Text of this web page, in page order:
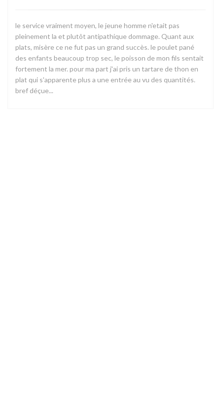
le service vraiment moyen, le jeune homme n'etait pas
pleinement la et plutôt antipathique dommage. Quant aux
plats, misère ce ne fut pas un grand succès. le poulet pané
des enfants beaucoup trop sec, le poisson de mon fils sentait
fortement la mer. pour ma part j'ai pris un tartare de thon en
plat qui s'apparente plus a une entrée au vu des quantités.
bref déçue...